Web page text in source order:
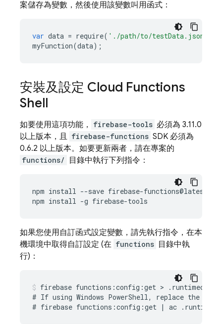
案儲存為變數，然後使用該變數叫用函式：
var data = require( './path/to/testData.json'
myFunction(data);
安裝及設定 Cloud Functions
Shell
如要使用這項功能， firebase-tools 必須為 3.11.0
以上版本，且 firebase-functions SDK 必須為
0.6.2 以上版本。如要更新兩者，請在專案的
functions/ 目錄中執行下列指令：
npm install --save firebase-functions@latest
npm install -g firebase-tools
如果您使用自訂函式設定變數，請先執行指令，在本
機環境中取得自訂設定 (在 functions 目錄中執
行)：
firebase functions:config:get >
# If using Windows PowerShell, replace the